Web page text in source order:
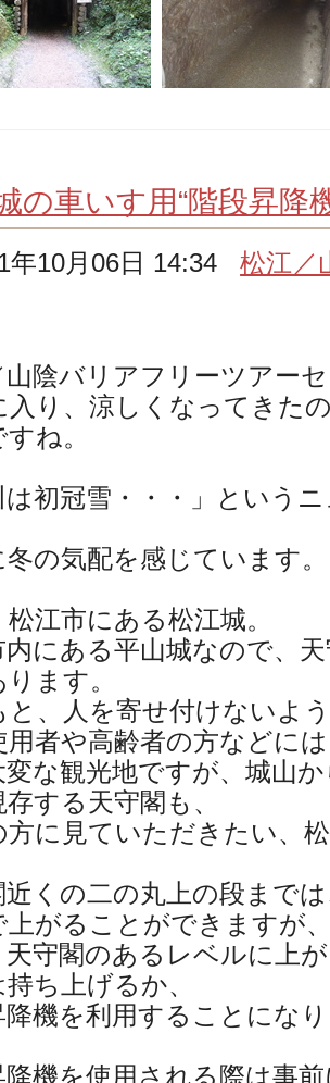
の車いす用“階段昇降
年10月06日 14:34松江／
山陰バリアフリーツアー
入り、涼しくなってきた
ね。
は初冠雪・・・」という
の気配を感じています。
松江市にある松江城。
内にある平山城なので、
ます。
と、人を寄せ付けないよ
用者や高齢者の方などに
変な観光地ですが、城山
存する天守閣も、
方に見ていただきたい、
近くの二の丸上の段まで
上がることができますが
天守閣のあるレベルに上
ち上げるか、
降機を利用することにな
降機を使用される際は事